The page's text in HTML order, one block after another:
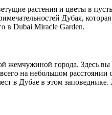
растения и цветы в
Дубая,
в Dubai Miracle Garden.
жемчужиной города. Здесь
на небольшом
в Дубае в этом